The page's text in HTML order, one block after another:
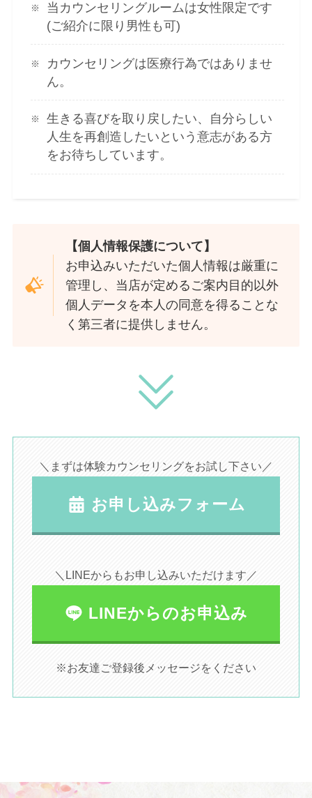
当カウンセリングルームは女性限定です
(ご紹介に限り男性も可)
カウンセリングは医療行為ではありませ
ん。
生きる喜びを取り戻したい、自分らしい
人生を再創造したいという意志がある方
をお待ちしています。
【個人情報保護について】
お申込みいただいた個人情報は厳重に
管理し、当店が定めるご案内目的以外
個人データを本人の同意を得ることな
く第三者に提供しません。
＼まずは体験カウンセリングをお試し下さい／
お申し込みフォーム
＼LINEからもお申し込みいただけます／
LINEからのお申込み
※お友達ご登録後メッセージをください